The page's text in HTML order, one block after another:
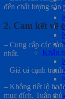
Khẩu
đến chất lượng sản
2. Cam kết về
– Cung cấp các
nhất.
– Giá cả cạnh tranh.
– Không tiết lộ
mục đích. Tuân thủ